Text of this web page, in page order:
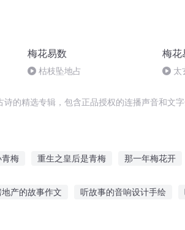
梅花易数
枯枝坠地占
梅花
太
的精选专辑，包含正品授权的连播声音和文
梅 重生之皇后是青梅 那一年梅花开
产的故事作文 听故事的音响设计手绘